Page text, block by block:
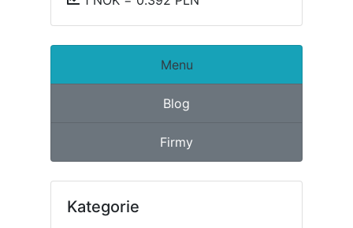
Menu
Blog
Firmy
Kategorie